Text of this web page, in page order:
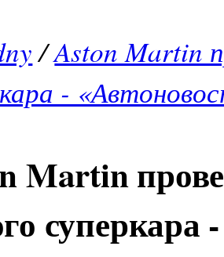
/Aston Martin
-
Martin
суперкара